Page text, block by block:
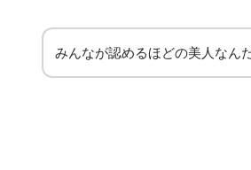
みんなが認めるほどの美人なん